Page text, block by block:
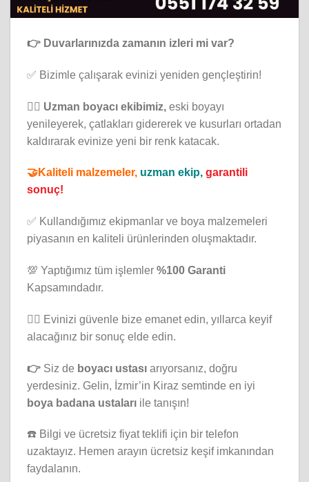
👉 Duvarlarınızda zamanın izleri mi var?
✅ Bizimle çalışarak evinizi yeniden gençleştirin!
👷‍♂️ Uzman boyacı ekibimiz, eski boyayı
yenileyerek, çatlakları gidererek ve kusurları ortadan
kaldırarak evinize yeni bir renk katacak.
🤝Kaliteli malzemeler, uzman ekip, garantili
sonuç!
✅ Kullandığımız ekipmanlar ve boya malzemeleri
piyasanın en kaliteli ürünlerinden oluşmaktadır.
💯 Yaptığımız tüm işlemler %100 Garanti
Kapsamındadır.
👷‍♂️ Evinizi güvenle bize emanet edin, yıllarca keyif
alacağınız bir sonuç elde edin.
👉 Siz de boyacı ustası arıyorsanız, doğru
yerdesiniz. Gelin, İzmir’in Kiraz semtinde en iyi
boya badana ustaları ile tanışın!
☎️ Bilgi ve ücretsiz fiyat teklifi için bir telefon
uzaktayız. Hemen arayın ücretsiz keşif imkanından
faydalanın.